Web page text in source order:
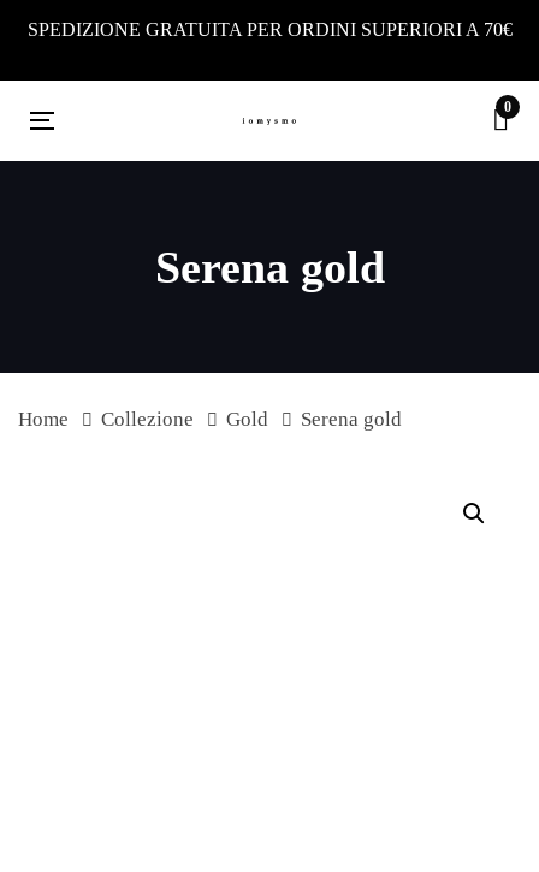
primary
navigation
Skip
SPEDIZIONE GRATUITA PER ORDINI SUPERIORI A 70€
0
Toggle
Serena gold
Home Collezione Gold Serena gold